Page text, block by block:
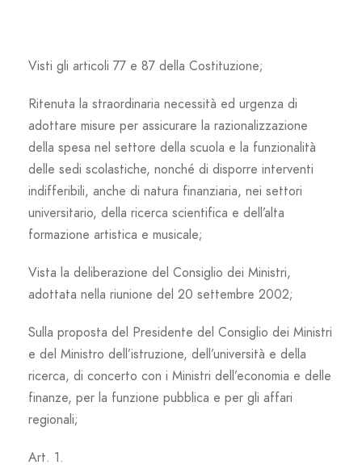
Visti gli articoli 77 e 87 della Costituzione;
Ritenuta la straordinaria necessità ed urgenza di
adottare misure per assicurare la razionalizzazione
della spesa nel settore della scuola e la funzionalità
delle sedi scolastiche, nonché di disporre interventi
indifferibili, anche di natura finanziaria, nei settori
universitario, della ricerca scientifica e dell’alta
formazione artistica e musicale;
Vista la deliberazione del Consiglio dei Ministri,
adottata nella riunione del 20 settembre 2002;
Sulla proposta del Presidente del Consiglio dei Ministri
e del Ministro dell’istruzione, dell’università e della
ricerca, di concerto con i Ministri dell’economia e delle
finanze, per la funzione pubblica e per gli affari
regionali;
Art. 1.